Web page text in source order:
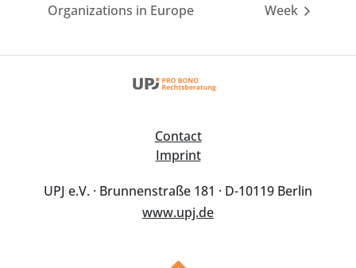
Organizations in Europe
Week
Contact
Imprint
UPJ e.V. · Brunnenstraße 181 · D-10119 Berlin
www.upj.de